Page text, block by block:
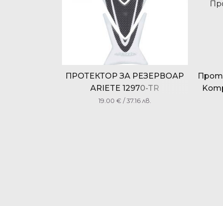
ПРОТЕКТОР ЗА РЕЗЕРВОАР
ARIETE 12970-TR
19.00 € / 37.16 лв.